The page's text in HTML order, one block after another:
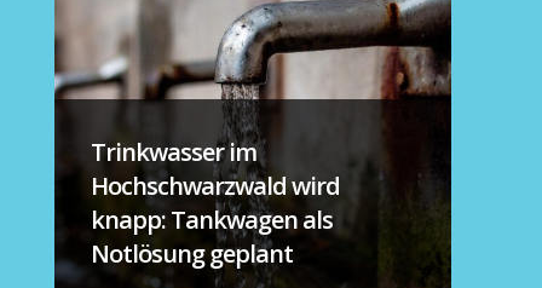
Trinkwasser im
Hochschwarzwald wird
knapp: Tankwagen als
Notlösung geplant